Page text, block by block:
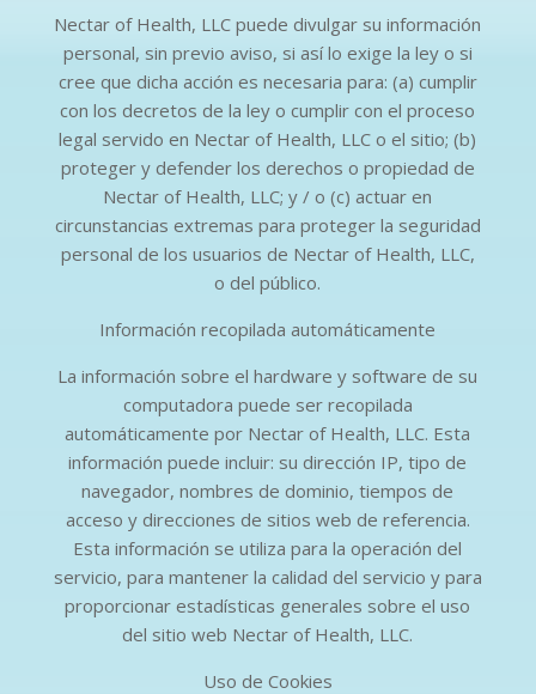
Nectar of Health, LLC puede divulgar su información
personal, sin previo aviso, si así lo exige la ley o si
cree que dicha acción es necesaria para: (a) cumplir
con los decretos de la ley o cumplir con el proceso
legal servido en Nectar of Health, LLC o el sitio; (b)
proteger y defender los derechos o propiedad de
Nectar of Health, LLC; y / o (c) actuar en
circunstancias extremas para proteger la seguridad
personal de los usuarios de Nectar of Health, LLC,
o del público.
Información recopilada automáticamente
La información sobre el hardware y software de su
computadora puede ser recopilada
automáticamente por Nectar of Health, LLC. Esta
información puede incluir: su dirección IP, tipo de
navegador, nombres de dominio, tiempos de
acceso y direcciones de sitios web de referencia.
Esta información se utiliza para la operación del
servicio, para mantener la calidad del servicio y para
proporcionar estadísticas generales sobre el uso
del sitio web Nectar of Health, LLC.
Uso de Cookies